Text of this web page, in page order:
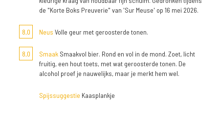
de "Korte Boks Preuverie" van 'Sur Meuse' op 16 mei 2026.
8,0 Neus Volle geur met geroosterde tonen.
8,0 Smaak Smaakvol bier. Rond en vol in de mond. Zoet, licht
fruitig, een hout toets, met wat geroosterde tonen. De
alcohol proef je nauwelijks, maar je merkt hem wel.
Spijssuggestie Kaasplankje